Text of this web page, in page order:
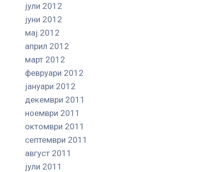
јули 2012
јуни 2012
мај 2012
април 2012
март 2012
февруари 2012
јануари 2012
декември 2011
ноември 2011
октомври 2011
септември 2011
август 2011
јули 2011